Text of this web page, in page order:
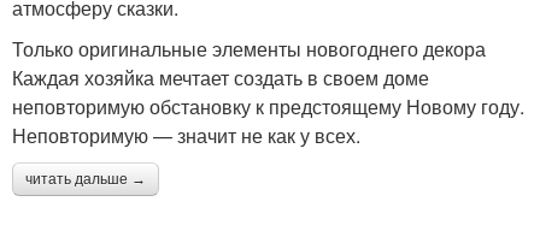
атмосферу сказки.
Только оригинальные элементы новогоднего декора
Каждая хозяйка мечтает создать в своем доме
неповторимую обстановку к предстоящему Новому году.
Неповторимую — значит не как у всех.
читать дальше →